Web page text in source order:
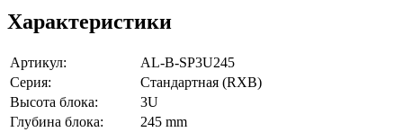
Характеристики
Артикул:
AL-B-SP3U245
Серия:
Стандартная (RXB)
Высота блока:
3U
Глубина блока:
245 mm